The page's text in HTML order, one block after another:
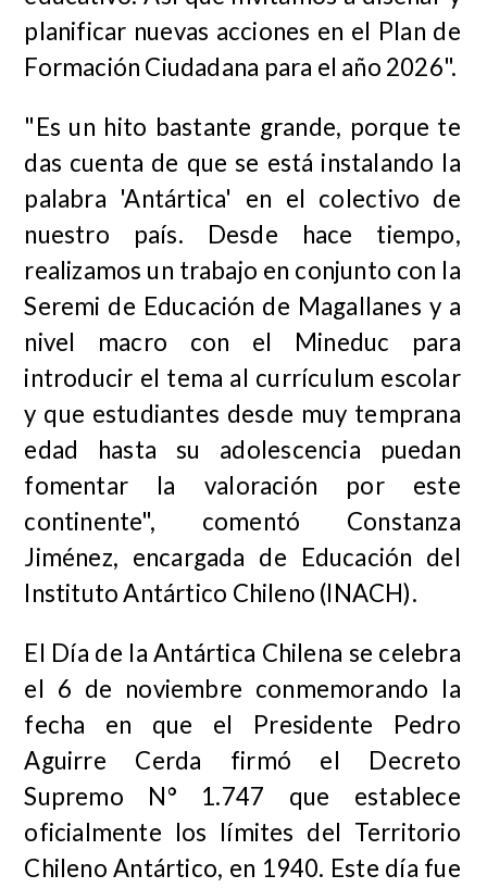
planificar nuevas acciones en el Plan de
Formación Ciudadana para el año 2026".
"Es un hito bastante grande, porque te
das cuenta de que se está instalando la
palabra 'Antártica' en el colectivo de
nuestro país. Desde hace tiempo,
realizamos un trabajo en conjunto con la
Seremi de Educación de Magallanes y a
nivel macro con el Mineduc para
introducir el tema al currículum escolar
y que estudiantes desde muy temprana
edad hasta su adolescencia puedan
fomentar la valoración por este
continente", comentó Constanza
Jiménez, encargada de Educación del
Instituto Antártico Chileno (INACH).
El Día de la Antártica Chilena se celebra
el 6 de noviembre conmemorando la
fecha en que el Presidente Pedro
Aguirre Cerda firmó el Decreto
Supremo N° 1.747 que establece
oficialmente los límites del Territorio
Chileno Antártico, en 1940. Este día fue